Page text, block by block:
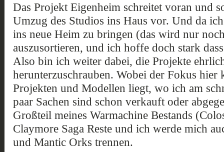
Das Projekt Eigenheim schreitet voran und
Umzug des Studios ins Haus vor. Und da
ins neue Heim zu bringen (das wird nur
auszusortieren, und ich hoffe doch stark
Also bin ich weiter dabei, die Projekte
herunterzuschrauben. Wobei der Fokus hier
Projekten und Modellen liegt, wo ich am
paar Sachen sind schon verkauft oder
Großteil meines Warmachine Bestands
Claymore Saga Reste und ich werde mich
und Mantic Orks trennen.